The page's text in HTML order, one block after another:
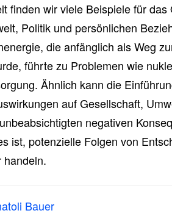
finden wir viele Beispiele für
Politik und persönlichen
die anfänglich als Weg
führte zu Problemen wie
Ähnlich kann die
auf Gesellschaft,
negativen
ist, potenzielle Folgen von
handeln.
Bauer